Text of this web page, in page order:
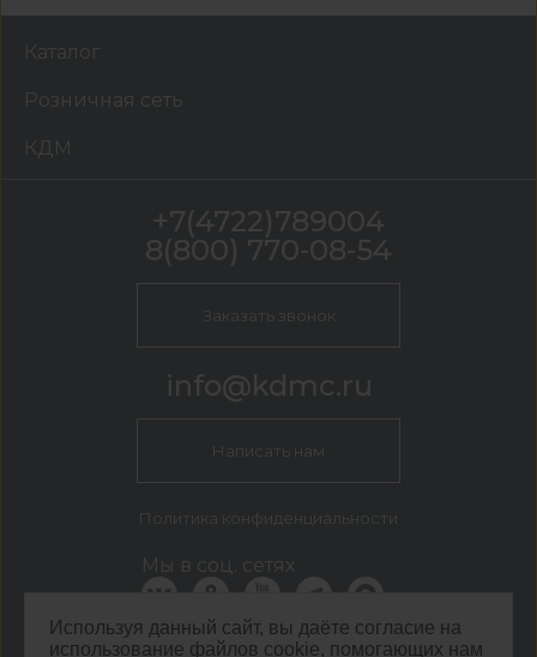
Используя данный сайт, вы даёте согласие на
использование файлов cookie, помогающих нам
Каталог
Розничная сеть
КДМ
+7(4722)789004
8(800) 770-08-54
Заказать звонок
info@kdmc.ru
Написать нам
Политика конфиденциальности
Мы в соц. сетях